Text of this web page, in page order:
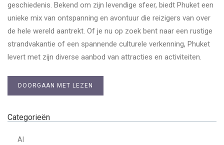
geschiedenis. Bekend om zijn levendige sfeer, biedt Phuket een
unieke mix van ontspanning en avontuur die reizigers van over
de hele wereld aantrekt. Of je nu op zoek bent naar een rustige
strandvakantie of een spannende culturele verkenning, Phuket
levert met zijn diverse aanbod van attracties en activiteiten.
DOORGAAN MET LEZEN
Categorieën
AI